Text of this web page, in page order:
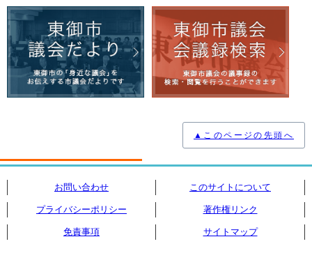
▲このページの先頭へ
お問い合わせ このサイトについて
プライバシーポリシー 著作権リンク
免責事項 サイトマップ